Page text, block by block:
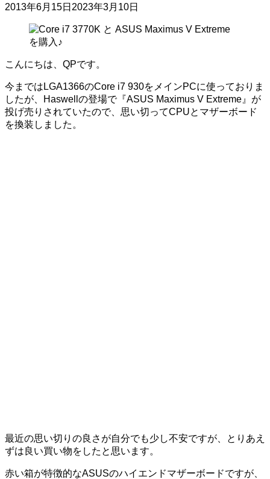
2013年6月15日 2023年3月10日
こんにちは、QPです。
今まではLGA1366のCore i7 930をメインPCに使っておりま
したが、Haswellの登場で『ASUS Maximus V Extreme』が
投げ売りされていたので、思い切ってCPUとマザーボード
を換装しました。
最近の思い切りの良さが自分でも少し不安ですが、とりあえ
ずは良い買い物をしたと思います。
赤い箱が特徴的なASUSのハイエンドマザーボードですが、